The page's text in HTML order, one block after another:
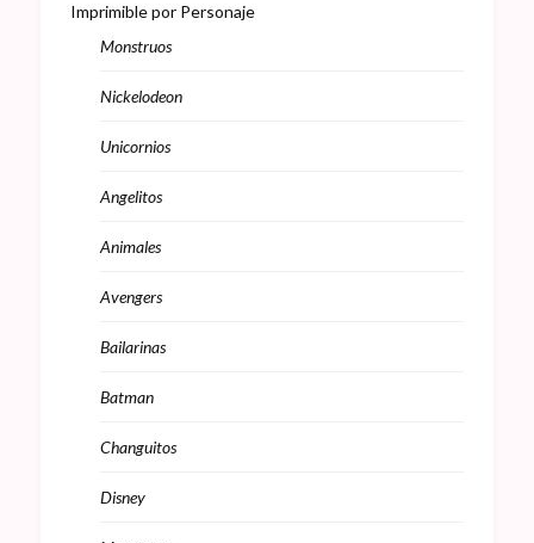
Imprimible por Personaje
Monstruos
Nickelodeon
Unicornios
Angelitos
Animales
Avengers
Bailarinas
Batman
Changuitos
Disney